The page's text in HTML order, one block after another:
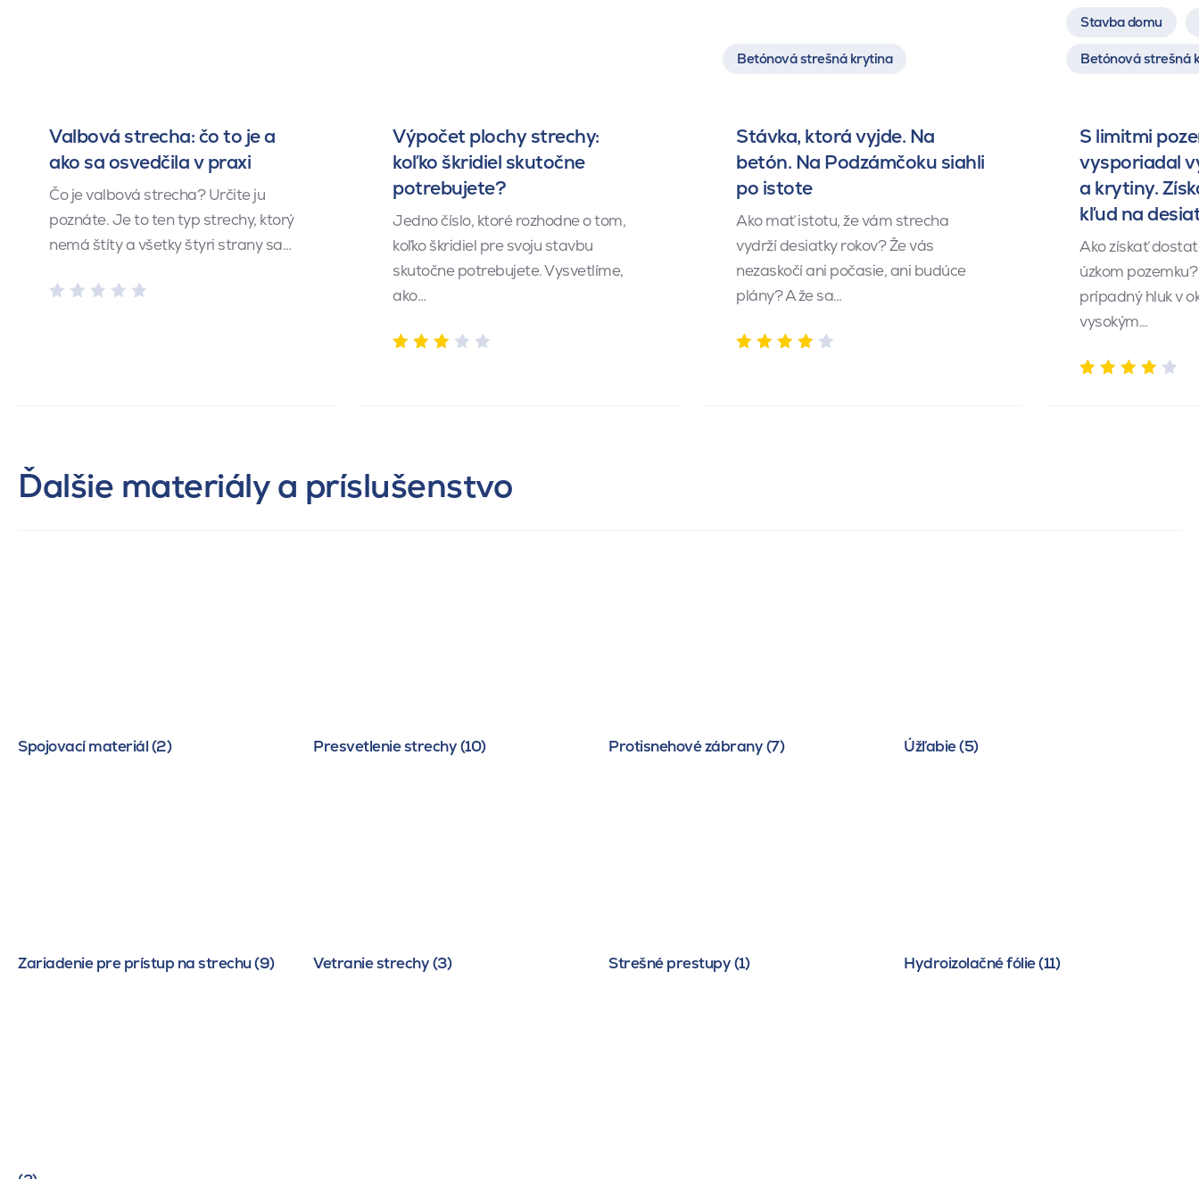
Valbová strecha: čo to je a
ako sa osvedčila v praxi
Čo je valbová strecha? Určite ju
poznáte. Je to ten typ strechy, ktorý
nemá štíty a všetky štyri strany sa…
Výpočet plochy strechy:
koľko škridiel skutočne
potrebujete?
Jedno číslo, ktoré rozhodne o tom,
koľko škridiel pre svoju stavbu
skutočne potrebujete. Vysvetlíme,
ako…
Betónová strešná krytina
Stávka, ktorá vyjde. Na
betón. Na Podzámčoku siahli
po istote
Ako mať istotu, že vám strecha
vydrží desiatky rokov? Že vás
nezaskočí ani počasie, ani budúce
plány? A že sa…
Stavba domu
Betónová strešná
S limitmi
vysporiadal
a krytiny.
kľud na
Ako získať
úzkom
prípadný hluk v
vysokým…
Ďalšie materiály a príslušenstvo
Spojovací materiál (2) Presvetlenie strechy (10) Protisnehové zábrany (7) Úžľabie (5)
Zariadenie pre prístup na strechu (9) Vetranie strechy (3) Strešné prestupy (1) Hydroizolačné fólie (11)